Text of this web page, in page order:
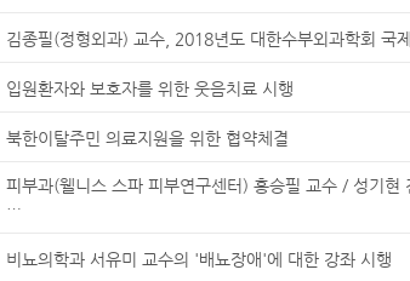
김종필(정형외과) 교수, 2018년도 대한수부외과학회 국
입원환자와 보호자를 위한 웃음치료 시행
북한이탈주민 의료지원을 위한 협약체결
피부과(웰니스 스파 피부연구센터) 홍승필 교수 / 성기
…
비뇨의학과 서유미 교수의 '배뇨장애'에 대한 강좌 시행